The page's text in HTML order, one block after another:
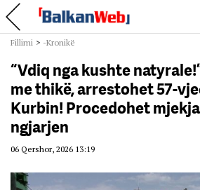
Fillimi > -Kronikë
“Vdiq nga kushte
me thikë, arrestohet 57-
Kurbin! Procedohet
ngjarjen
06 Qershor, 2026 13:19